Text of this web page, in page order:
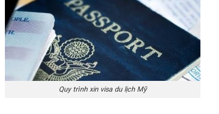
Quy trình xin visa du lịch Mỹ